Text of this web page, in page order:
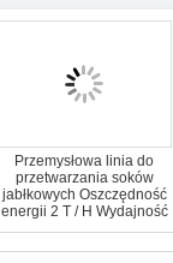
Przemysłowa linia do
przetwarzania soków
jabłkowych Oszczędność
energii 2 T / H Wydajność
ISO9001